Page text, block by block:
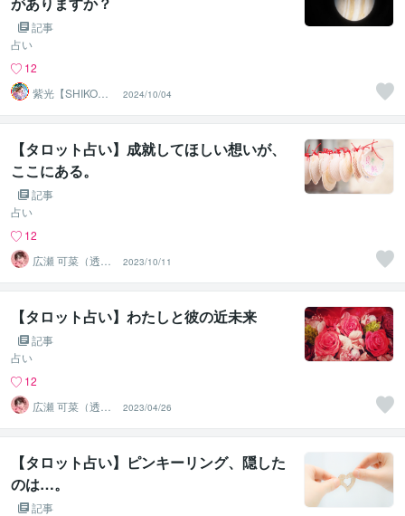
記事
占い
12
紫光【SHIKO】
遠隔透視鑑定士
2024/10/04
【タロット占い】成就してほしい想いが、
ここにある。
記事
占い
12
広瀬 可菜（透視
タロット⭐占い
師）
2023/10/11
【タロット占い】わたしと彼の近未来
記事
占い
12
広瀬 可菜（透視
タロット⭐占い
師）
2023/04/26
【タロット占い】ピンキーリング、隠した
のは…。
記事